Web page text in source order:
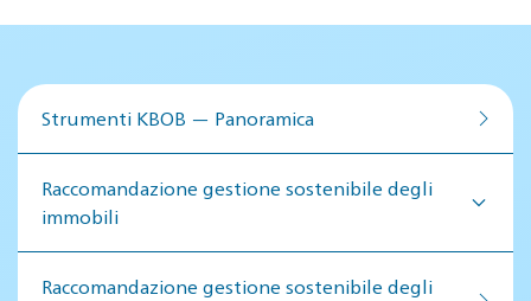
Strumenti KBOB — Panoramica
Raccomandazione gestione sostenibile degli
immobili
Raccomandazione gestione so­ste­ni­bi­le de­gli